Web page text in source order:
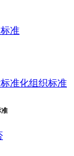
准
准化组织标准
准